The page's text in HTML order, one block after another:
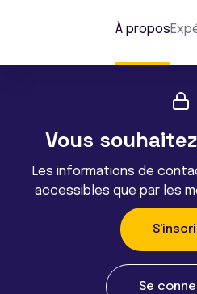
À propos
Vous
Les informations de
accessibles que par les
Se